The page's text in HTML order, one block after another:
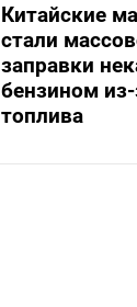
Китайские
стали
заправки
бензином
топлива